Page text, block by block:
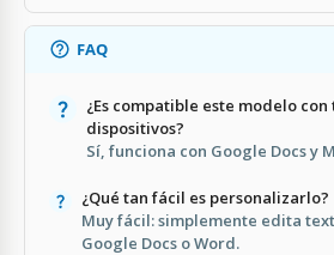
FAQ
¿Es compatible este modelo con
dispositivos?
Sí, funciona con Google Docs y
¿Qué tan fácil es personalizarlo?
Muy fácil: simplemente edita
Google Docs o Word.